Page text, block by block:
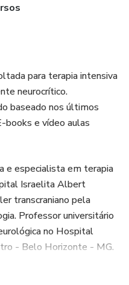
e condução
Encefálica
de Morte Encefálica
de células
- FOP
- Embolia de carótidas
para terapia intensiva
neurocrítico.
baseado nos últimos
books e vídeo aulas
e especialista em terapia
Israelita Albert
transcraniano pela
Professor universitário
no Hospital
- Belo Horizonte - MG.